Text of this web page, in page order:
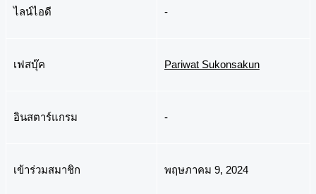
ไลน์ไอดี -
เฟสบุ๊ค Pariwat Sukonsakun
อินสตาร์แกรม -
เข้าร่วมสมาชิก พฤษภาคม 9, 2024